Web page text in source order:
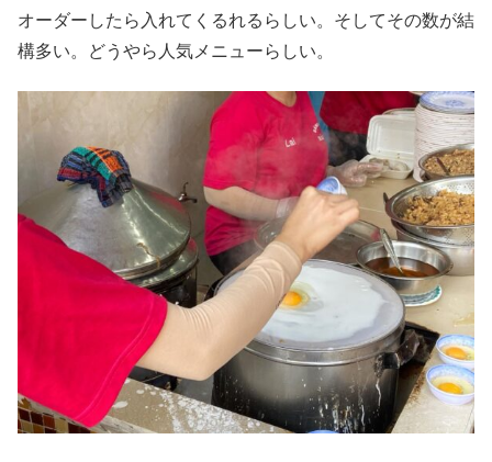
オーダーしたら入れてくるれるらしい。そしてその数が結
構多い。どうやら人気メニューらしい。